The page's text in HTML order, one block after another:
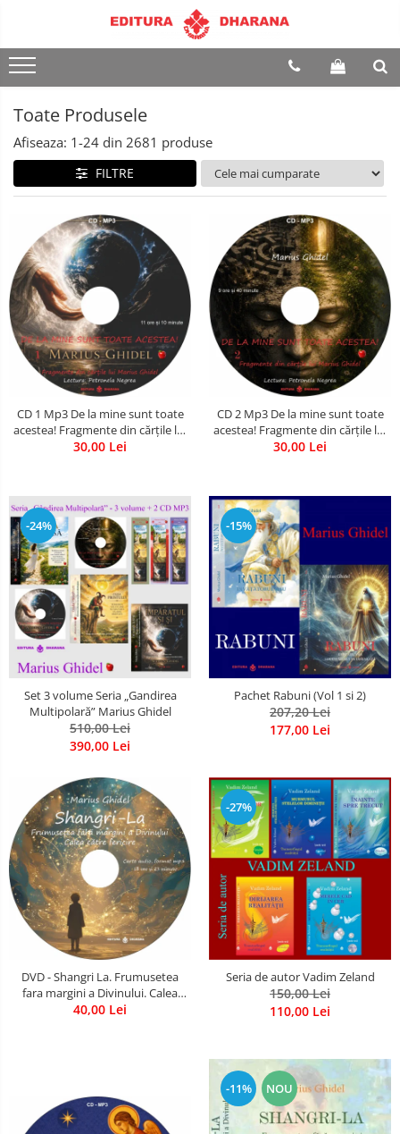
Toate Produsele
Afiseaza: 1-24 din 2681 produse
FILTRE
CD 1 Mp3 De la mine sunt toate
acestea! Fragmente din cărțile lui
Marius Ghidel
30,00 Lei
CD 2 Mp3 De la mine sunt toate
acestea! Fragmente din cărțile lui
Marius Ghidel
30,00 Lei
-24%
Set 3 volume Seria „Gandirea
Multipolară” Marius Ghidel
510,00 Lei
390,00 Lei
-15%
Pachet Rabuni (Vol 1 si 2)
207,20 Lei
177,00 Lei
DVD - Shangri La. Frumusetea
fara margini a Divinului. Calea
catre fericire
40,00 Lei
-27%
Seria de autor Vadim Zeland
150,00 Lei
110,00 Lei
-11% NOU